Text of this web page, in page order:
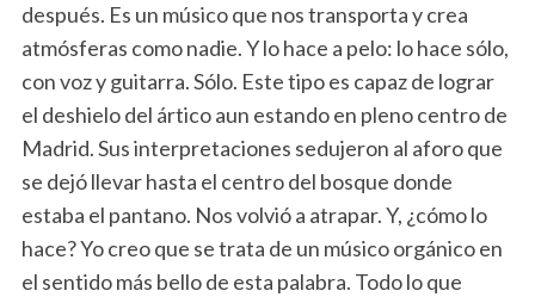
después. Es un músico que nos transporta y crea
atmósferas como nadie. Y lo hace a pelo: lo hace sólo,
con voz y guitarra. Sólo. Este tipo es capaz de lograr
el deshielo del ártico aun estando en pleno centro de
Madrid. Sus interpretaciones sedujeron al aforo que
se dejó llevar hasta el centro del bosque donde
estaba el pantano. Nos volvió a atrapar. Y, ¿cómo lo
hace? Yo creo que se trata de un músico orgánico en
el sentido más bello de esta palabra. Todo lo que